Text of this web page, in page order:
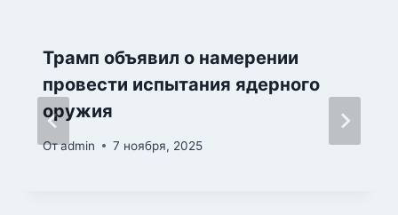
Трамп объявил о намерении
провести испытания ядерного
оружия
Отadmin 7 ноября, 2025